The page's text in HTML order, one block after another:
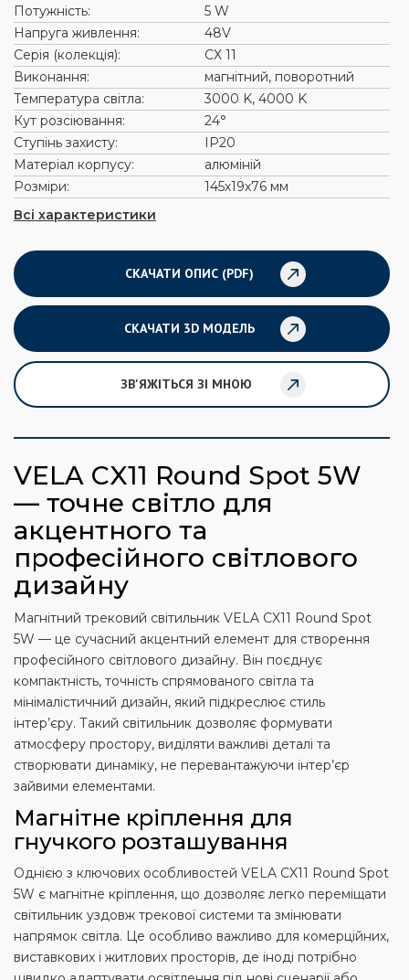
Потужність:
5 W
Напруга живлення:
48V
Серія (колекція):
СХ 11
Виконання:
магнітний, поворотний
Температура світла:
3000 K, 4000 K
Кут розсіювання:
24°
Ступінь захисту:
ІР20
Матеріал корпусу:
алюміній
Розміри:
145х19х76 мм
Всі характеристики
СКАЧАТИ ОПИС (PDF)
СКАЧАТИ 3D МОДЕЛЬ
ЗВ'ЯЖІТЬСЯ ЗІ МНОЮ
VELA CX11 Round Spot 5W
— точне світло для
акцентного та
професійного світлового
дизайну
Магнітний трековий світильник VELA CX11 Round Spot
5W — це сучасний акцентний елемент для створення
професійного світлового дизайну. Він поєднує
компактність, точність спрямованого світла та
мінімалістичний дизайн, який підкреслює стиль
інтер’єру. Такий світильник дозволяє формувати
атмосферу простору, виділяти важливі деталі та
створювати динаміку, не перевантажуючи інтер’єр
зайвими елементами.
Магнітне кріплення для
гнучкого розташування
Однією з ключових особливостей VELA CX11 Round Spot
5W є магнітне кріплення, що дозволяє легко переміщати
світильник уздовж трекової системи та змінювати
напрямок світла. Це особливо важливо для комерційних,
виставкових і житлових просторів, де іноді потрібно